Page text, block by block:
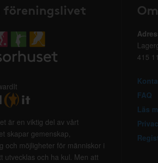
är en viktig del av vårt
skapar gemenskap,
och möjligheter för människor i
utvecklas och ha kul. Men att
415
FAQ
Läs